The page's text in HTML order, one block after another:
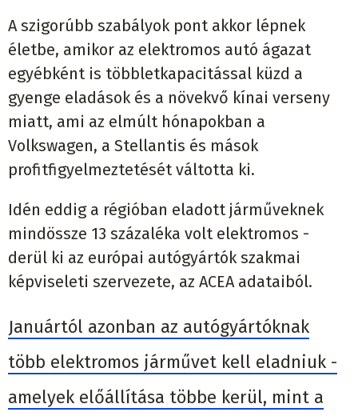
A szigorúbb szabályok pont akkor lépnek
életbe, amikor az elektromos autó ágazat
egyébként is többletkapacitással küzd a
gyenge eladások és a növekvő kínai verseny
miatt, ami az elmúlt hónapokban a
Volkswagen, a Stellantis és mások
profitfigyelmeztetését váltotta ki.
Idén eddig a régióban eladott járműveknek
mindössze 13 százaléka volt elektromos -
derül ki az európai autógyártók szakmai
képviseleti szervezete, az ACEA adataiból.
Januártól azonban az autógyártóknak
több elektromos járművet kell eladniuk -
amelyek előállítása többe kerül, mint a